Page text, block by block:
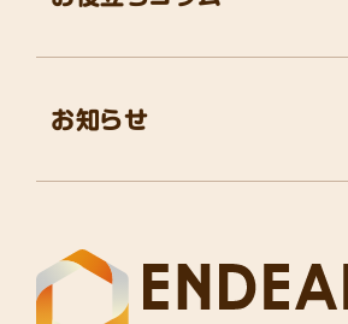
お知らせ